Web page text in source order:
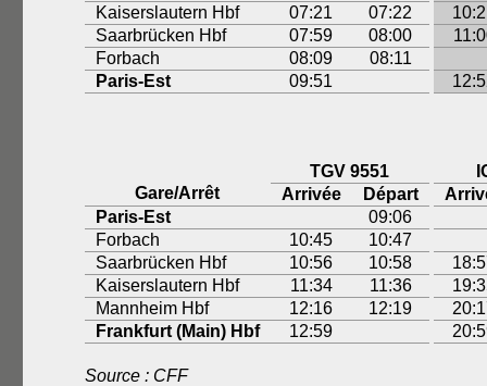
Kaiserslautern Hbf
07:21 07:22
Saarbrücken Hbf
07:59 08:00
Forbach
08:09
08:11
Paris-Est
09:51
TGV 9551
Gare/Arrêt
Arrivée Départ
Paris-Est
09:06
Forbach
10:45
10:47
Saarbrücken Hbf
10:56 10:58
Kaiserslautern Hbf
11:34 11:36
Mannheim Hbf
12:16 12:19
Frankfurt (Main) Hbf
12:59
Source : CFF